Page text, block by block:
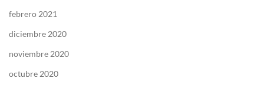
febrero 2021
diciembre 2020
noviembre 2020
octubre 2020